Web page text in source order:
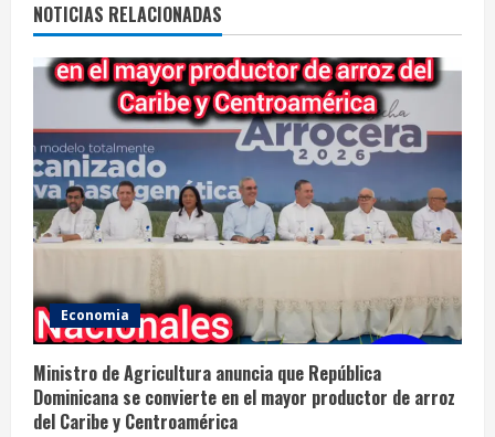
NOTICIAS RELACIONADAS
Economia
Ministro de Agricultura anuncia que República
Dominicana se convierte en el mayor productor de arroz
del Caribe y Centroamérica